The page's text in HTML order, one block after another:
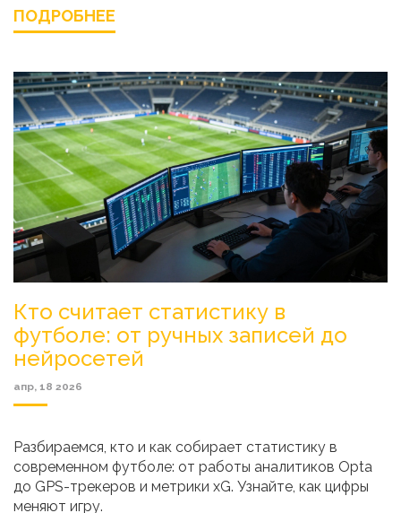
ПОДРОБНЕЕ
Кто считает статистику в
футболе: от ручных записей до
нейросетей
апр, 18 2026
Разбираемся, кто и как собирает статистику в
современном футболе: от работы аналитиков Opta
до GPS-трекеров и метрики xG. Узнайте, как цифры
меняют игру.